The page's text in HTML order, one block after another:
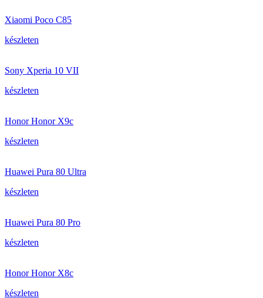
Xiaomi Poco C85
készleten
Sony Xperia 10 VII
készleten
Honor Honor X9c
készleten
Huawei Pura 80 Ultra
készleten
Huawei Pura 80 Pro
készleten
Honor Honor X8c
készleten